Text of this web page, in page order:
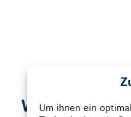
Um ihnen ein
Weil wir